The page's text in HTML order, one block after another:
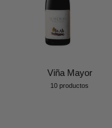
Viña Mayor
10 productos